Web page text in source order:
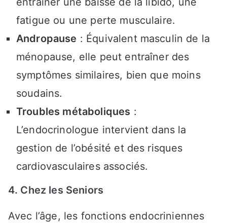
fatigue ou une perte musculaire.
Andropause : Équivalent masculin de la
ménopause, elle peut entraîner des
symptômes similaires, bien que moins
soudains.
Troubles métaboliques :
L’endocrinologue intervient dans la
gestion de l’obésité et des risques
cardiovasculaires associés.
4. Chez les Seniors
Avec l’âge, les fonctions endocriniennes